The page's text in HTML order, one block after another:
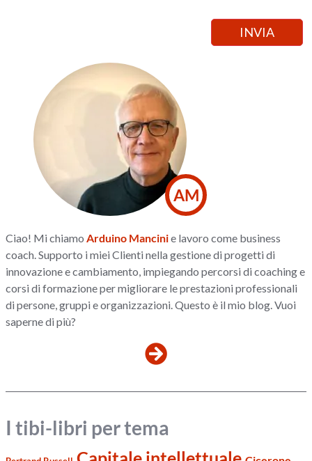
AM
Ciao! Mi chiamo Arduino Mancinie lavoro come business
coach. Supporto i miei Clienti nella gestione di progetti di
innovazione e cambiamento, impiegando percorsi di coaching e
corsi di formazione per migliorare le prestazioni professionali
di persone, gruppi e organizzazioni. Questo è il mio blog. Vuoi
saperne di più?
I tibi-libri per tema